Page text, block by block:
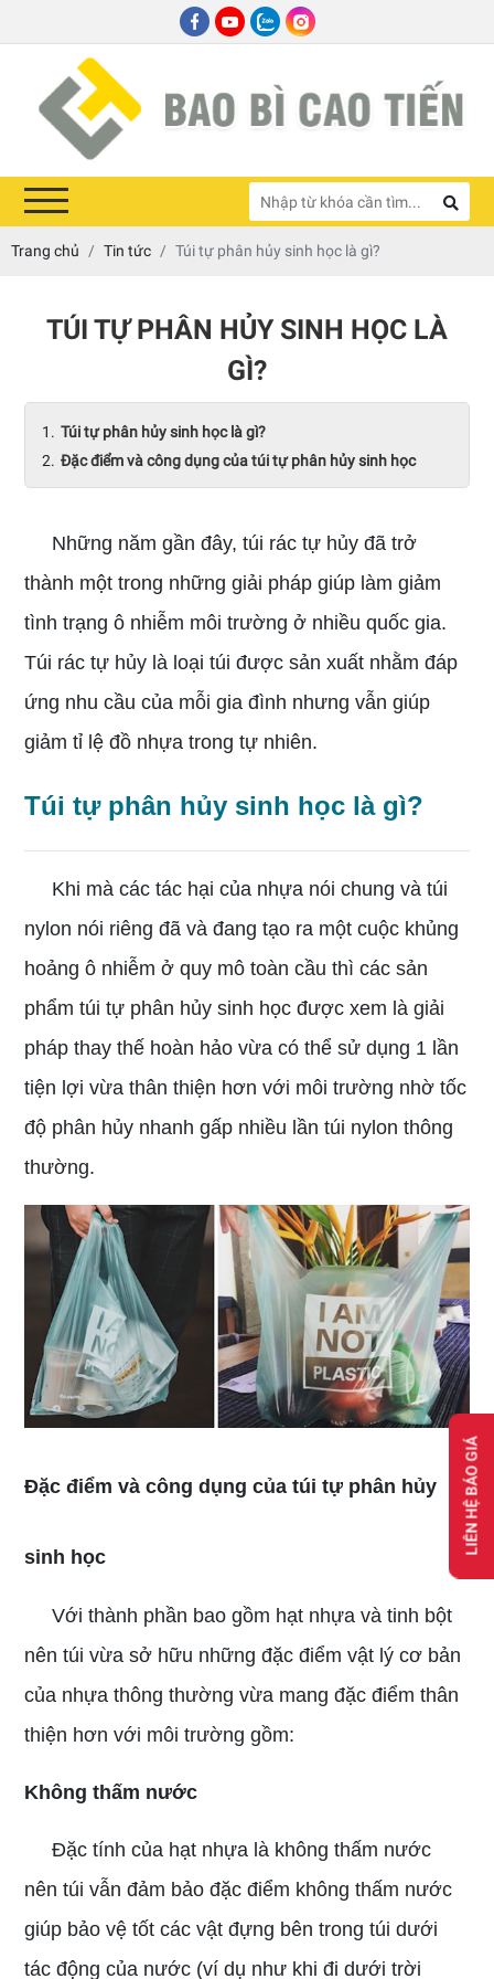
Trang chủ Tin tức Túi tự phân hủy sinh học là gì?
TÚI TỰ PHÂN HỦY SINH HỌC LÀ
GÌ?
Túi tự phân hủy sinh học là gì?
Đặc điểm và công dụng của túi tự phân hủy sinh học
Những năm gần đây, túi rác tự hủy đã trở
thành một trong những giải pháp giúp làm giảm
tình trạng ô nhiễm môi trường ở nhiều quốc gia.
Túi rác tự hủy là loại túi được sản xuất nhằm đáp
ứng nhu cầu của mỗi gia đình nhưng vẫn giúp
giảm tỉ lệ đồ nhựa trong tự nhiên.
Túi tự phân hủy sinh học là gì?
Khi mà các tác hại của nhựa nói chung và túi
nylon nói riêng đã và đang tạo ra một cuộc khủng
hoảng ô nhiễm ở quy mô toàn cầu thì các sản
phẩm túi tự phân hủy sinh học được xem là giải
pháp thay thế hoàn hảo vừa có thể sử dụng 1 lần
tiện lợi vừa thân thiện hơn với môi trường nhờ tốc
độ phân hủy nhanh gấp nhiều lần túi nylon thông
thường.
Đặc điểm và công dụng của túi tự phân hủy
sinh học
Với thành phần bao gồm hạt nhựa và tinh bột
nên túi vừa sở hữu những đặc điểm vật lý cơ bản
của nhựa thông thường vừa mang đặc điểm thân
thiện hơn với môi trường gồm:
Không thấm nước
Đặc tính của hạt nhựa là không thấm nước
nên túi vẫn đảm bảo đặc điểm không thấm nước
giúp bảo vệ tốt các vật đựng bên trong túi dưới
tác động của nước (ví dụ như khi đi dưới trời
LIÊN HỆ BÁO GIÁ